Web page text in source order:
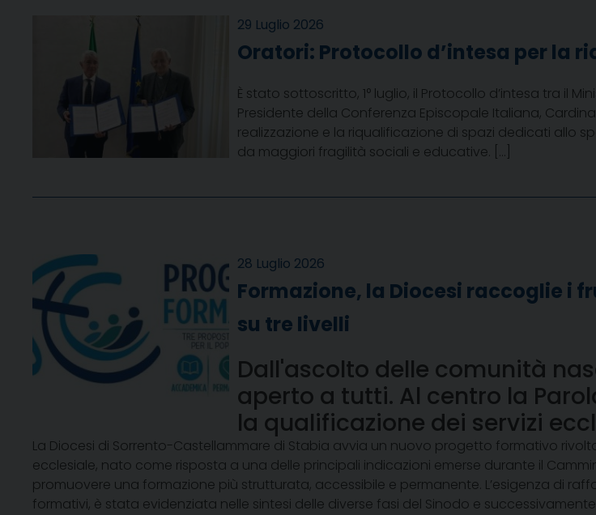
29 Luglio 2026
Oratori: Protocollo d’intesa per la
È stato sottoscritto, 1° luglio, il Protocollo d’intesa tra il
Presidente della Conferenza Episcopale Italiana,
realizzazione e la riqualificazione di spazi dedicati allo
da maggiori fragilità sociali e educative. […]
28 Luglio 2026
Formazione, la Diocesi raccoglie i
su tre livelli
Dall'ascolto delle comunità
aperto a tutti. Al centro la
la qualificazione dei servizi
La Diocesi di Sorrento-Castellammare di Stabia avvia un nuovo progetto formativo
ecclesiale, nato come risposta a una delle principali indicazioni emerse durante il
promuovere una formazione più strutturata, accessibile e permanente. L’esigenza di
formativi, è stata evidenziata nelle sintesi delle diverse fasi del Sinodo e